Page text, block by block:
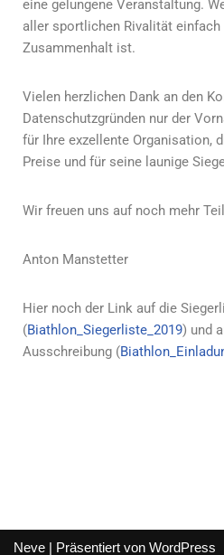
eine gelungene Veranstaltung.
aller sportlichen Rivalität einfach
Zusammenhalt ist.
Vielen herzlichen Dank an den
Datenschutzgründen nur der
für Ihre exzellente Organisation,
Preise und für seine launige
Wir freuen uns auf noch mehr
Anton Manstetter
Hier noch der Link auf die
(Biathlon_Siegerliste_2019) und
Ausschreibung (
Neve | Präsentiert von WordPress